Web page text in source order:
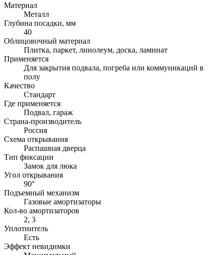
Материал
Металл
Глубина посадки, мм
40
Облицовочный материал
Плитка, паркет, линолеум, доска, ламинат
Применяется
Для закрытия подвала, погреба или коммуникаций в
полу
Качество
Стандарт
Где применяется
Подвал, гараж
Страна-производитель
Россия
Схема открывания
Распашная дверца
Тип фиксации
Замок для люка
Угол открывания
90°
Подъемный механизм
Газовые амортизаторы
Кол-во амортизаторов
2, 3
Уплотнитель
Есть
Эффект невидимки